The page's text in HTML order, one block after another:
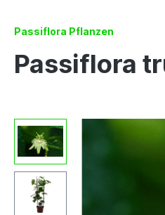
Passiflora Pflanzen
Passiflora